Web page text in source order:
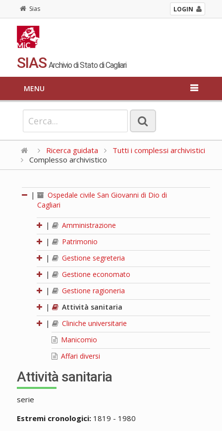
Sias LOGIN
SIAS Archivio di Stato di Cagliari
MENU
Ricerca guidata
Tutti i complessi archivistici
Complesso archivistico
|
Ospedale civile San Giovanni di Dio di
Cagliari
|
Amministrazione
|
Patrimonio
|
Gestione segreteria
|
Gestione economato
|
Gestione ragioneria
|
Attività sanitaria
|
Cliniche universitarie
Manicomio
Affari diversi
Attività sanitaria
serie
Estremi cronologici:1819 - 1980